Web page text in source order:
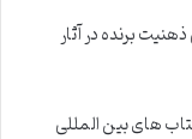
برنده در آثار
های بین المللی